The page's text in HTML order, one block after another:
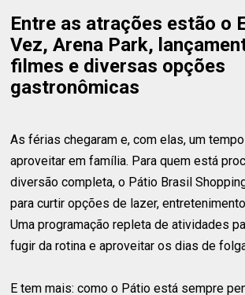
Entre as atrações estão o
Vez, Arena Park,
filmes e diversas opções
gastronômicas
As férias chegaram e, com elas, um
aproveitar em família. Para quem está
diversão completa, o Pátio Brasil
para curtir opções de lazer,
Uma programação repleta de atividades
fugir da rotina e aproveitar os dias de
E tem mais: como o Pátio está sempre